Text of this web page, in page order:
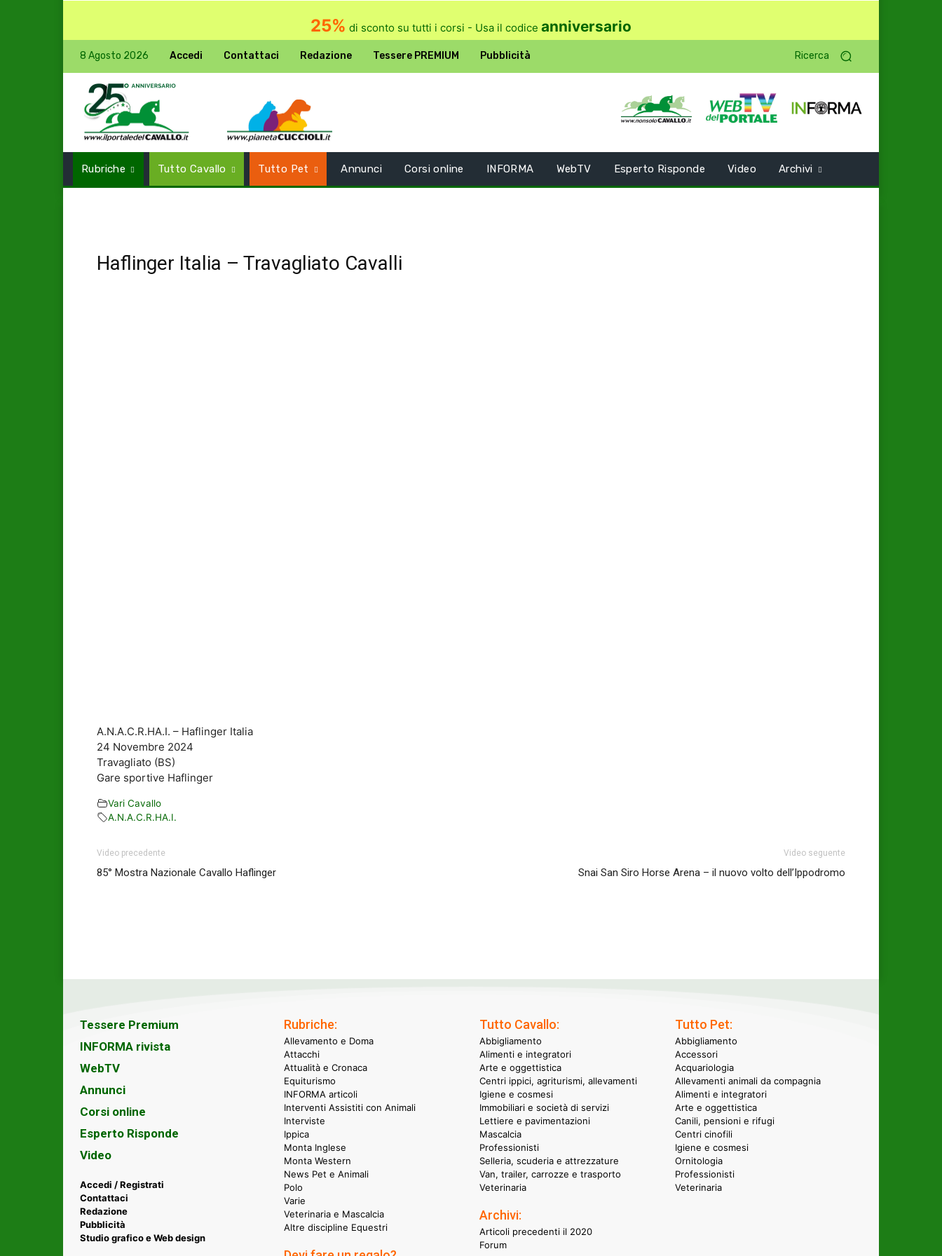
25% di sconto su tutti i corsi - Usa il codice anniversario
8 Agosto 2026 Accedi Contattaci Redazione Tessere PREMIUM Pubblicità Ricerca
Rubriche Tutto Cavallo Tutto Pet Annunci Corsi online INFORMA WebTV Esperto Risponde Video Archivi
Haflinger Italia – Travagliato Cavalli
A.N.A.C.R.HA.I. – Haflinger Italia
24 Novembre 2024
Travagliato (BS)
Gare sportive Haflinger
Vari Cavallo
A.N.A.C.R.HA.I.
Video precedente
85° Mostra Nazionale Cavallo Haflinger
Video seguente
Snai San Siro Horse Arena – il nuovo volto dell’Ippodromo
Tessere Premium
INFORMA rivista
WebTV
Annunci
Corsi online
Esperto Risponde
Video
Accedi / Registrati
Contattaci
Redazione
Pubblicità
Studio grafico e Web design
Rubriche:
Allevamento e Doma
Attacchi
Attualità e Cronaca
Equiturismo
INFORMA articoli
Interventi Assistiti con Animali
Interviste
Ippica
Monta Inglese
Monta Western
News Pet e Animali
Polo
Varie
Veterinaria e Mascalcia
Altre discipline Equestri
Tutto Cavallo:
Abbigliamento
Alimenti e integratori
Arte e oggettistica
Centri ippici, agriturismi, allevamenti
Igiene e cosmesi
Immobiliari e società di servizi
Lettiere e pavimentazioni
Mascalcia
Professionisti
Selleria, scuderia e attrezzature
Van, trailer, carrozze e trasporto
Veterinaria
Archivi:
Articoli precedenti il 2020
Forum
Tutto Pet:
Abbigliamento
Accessori
Acquariologia
Allevamenti animali da compagnia
Alimenti e integratori
Arte e oggettistica
Canili, pensioni e rifugi
Centri cinofili
Igiene e cosmesi
Ornitologia
Professionisti
Veterinaria